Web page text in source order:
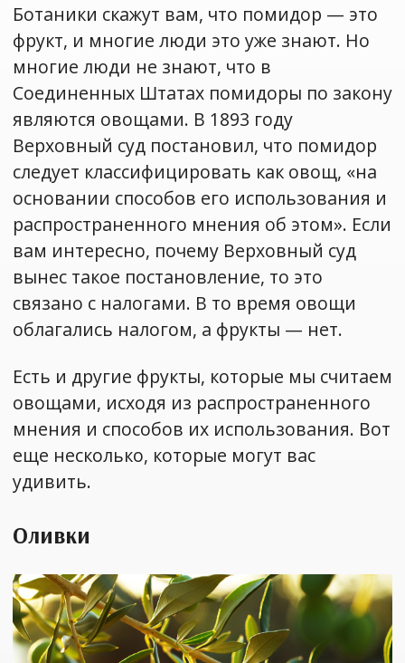
Ботаники скажут вам, что помидор — это
фрукт, и многие люди это уже знают. Но
многие люди не знают, что в
Соединенных Штатах помидоры по закону
являются овощами. В 1893 году
Верховный суд постановил, что помидор
следует классифицировать как овощ, «на
основании способов его использования и
распространенного мнения об этом». Если
вам интересно, почему Верховный суд
вынес такое постановление, то это
связано с налогами. В то время овощи
облагались налогом, а фрукты — нет.
Есть и другие фрукты, которые мы считаем
овощами, исходя из распространенного
мнения и способов их использования. Вот
еще несколько, которые могут вас
удивить.
Оливки